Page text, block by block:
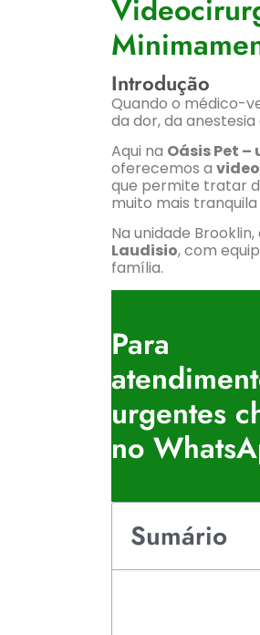
Introdução
Quando o médico-
da dor, da
Aqui na Oásis Pet
oferecemos a
que permite tratar
muito mais
Na unidade
Laudisio, com
família.
Para
urgentes
no
Sumário